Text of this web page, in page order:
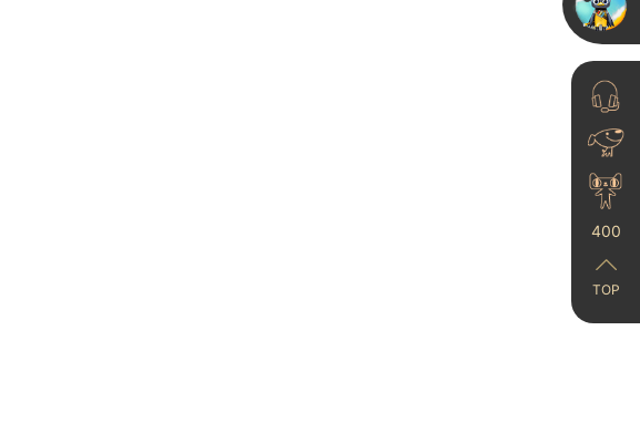
400
TOP